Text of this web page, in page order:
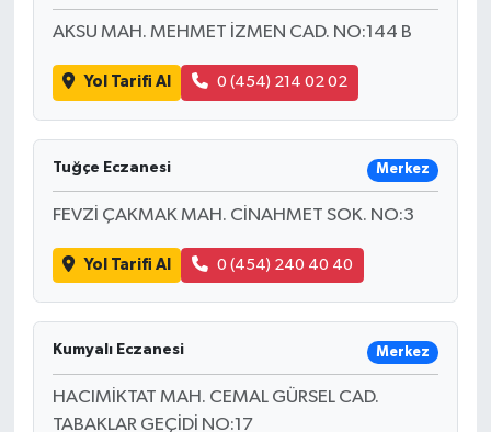
AKSU MAH. MEHMET İZMEN CAD. NO:144 B
Yol Tarifi Al 0 (454) 214 02 02
Tuğçe Eczanesi Merkez
FEVZİ ÇAKMAK MAH. CİNAHMET SOK. NO:3
Yol Tarifi Al 0 (454) 240 40 40
Kumyalı Eczanesi Merkez
HACIMİKTAT MAH. CEMAL GÜRSEL CAD.
TABAKLAR GEÇİDİ NO:17